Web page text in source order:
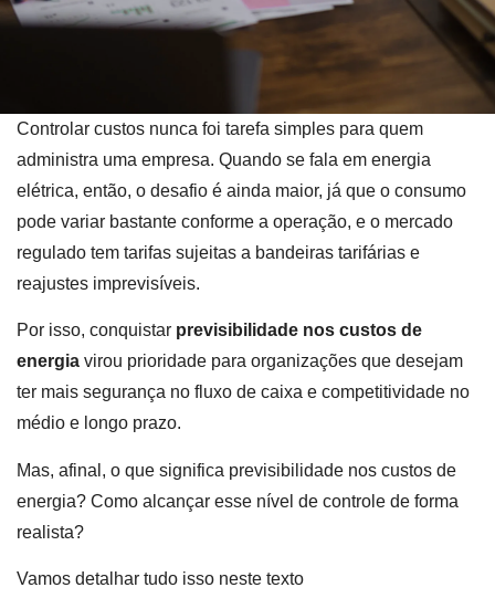
Controlar custos nunca foi tarefa simples para quem
administra uma empresa. Quando se fala em energia
elétrica, então, o desafio é ainda maior, já que o consumo
pode variar bastante conforme a operação, e o mercado
regulado tem tarifas sujeitas a bandeiras tarifárias e
reajustes imprevisíveis.
Por isso, conquistar previsibilidade nos custos de
energia virou prioridade para organizações que desejam
ter mais segurança no fluxo de caixa e competitividade no
médio e longo prazo.
Mas, afinal, o que significa previsibilidade nos custos de
energia? Como alcançar esse nível de controle de forma
realista?
Vamos detalhar tudo isso neste texto